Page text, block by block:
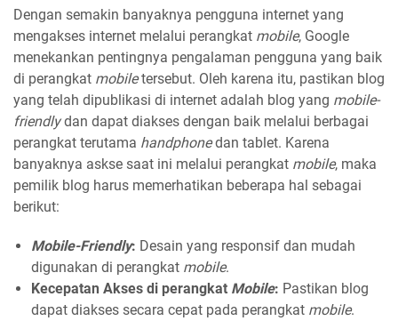
Dengan semakin banyaknya pengguna internet yang
mengakses internet melalui perangkat mobile, Google
menekankan pentingnya pengalaman pengguna yang baik
di perangkat mobiletersebut. Oleh karena itu, pastikan blog
yang telah dipublikasi di internet adalah blog yang mobile-
friendlydan dapat diakses dengan baik melalui berbagai
perangkat terutama handphonedan tablet. Karena
banyaknya askse saat ini melalui perangkat mobile, maka
pemilik blog harus memerhatikan beberapa hal sebagai
berikut:
Mobile-Friendly: Desain yang responsif dan mudah
digunakan di perangkat mobile.
Kecepatan Akses di perangkat Mobile: Pastikan blog
dapat diakses secara cepat pada perangkat mobile.